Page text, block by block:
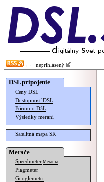
neprihlásený
DSL pripojenie
Ceny DSL
Dostupnosť DSL
Fórum o DSL
Výsledky meraní
Satelitná mapa SR
Merače
Speedmeter Merania
Pingmeter
Googlemeter